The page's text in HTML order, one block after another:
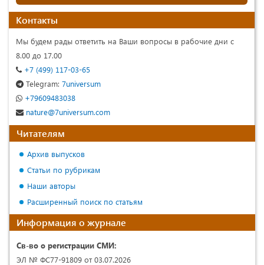
Контакты
Мы будем рады ответить на Ваши вопросы в рабочие дни с
8.00 до 17.00
+7 (499) 117-03-65
Telegram: 7universum
+79609483038
nature@7universum.com
Читателям
Архив выпусков
Статьи по рубрикам
Наши авторы
Расширенный поиск по статьям
Информация о журнале
Св-во о регистрации СМИ:
ЭЛ № ФС77-91809 от 03.07.2026